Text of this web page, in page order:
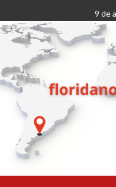
al
contenido
9 de